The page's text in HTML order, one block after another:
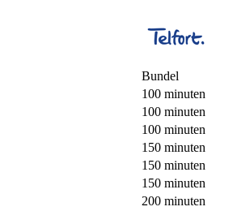
Bundel
100 minuten
100 minuten
100 minuten
150 minuten
150 minuten
150 minuten
200 minuten